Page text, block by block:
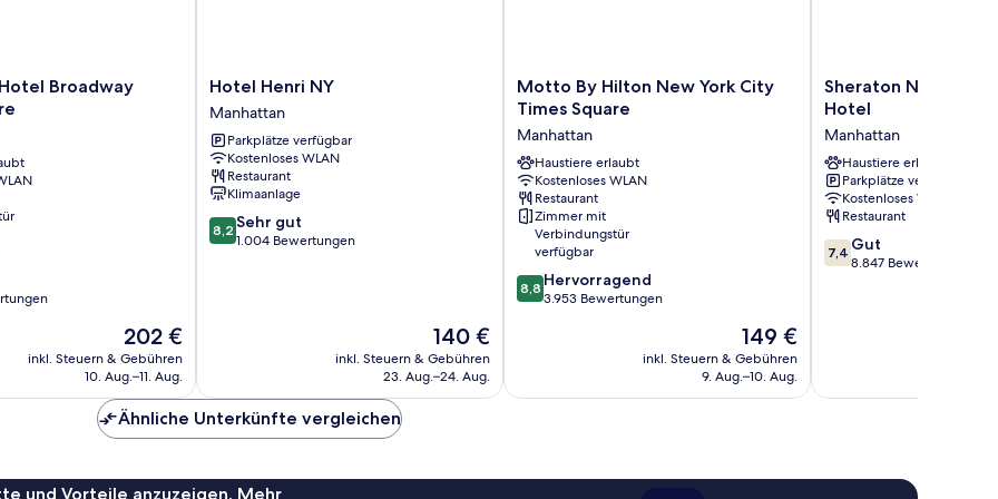
Broadway
Der
Preis
beträgt
202 €
inkl. Steuern & Gebühren
10. Aug.–11. Aug.
Hotel
Henri
NY
Manhattan
Hotel Henri NY
Manhattan
Parkplätze verfügbar
Kostenloses WLAN
Restaurant
Klimaanlage
8.2
von
8,2 Sehr gut
1.004 Bewertungen
Der
Preis
beträgt
140 €
inkl. Steuern & Gebühren
23. Aug.–24. Aug.
Motto
By
New
York
City
Times
Square
Manhattan
Motto By Hilton New York City
Times Square
Manhattan
Haustiere erlaubt
Kostenloses WLAN
Restaurant
Zimmer mit
Verbindungstür
verfügbar
8.8
von
8,8 Hervorragend
3.953 Bewertungen
Der
Preis
beträgt
149 €
inkl. Steuern & Gebühren
9. Aug.–10. Aug.
Sheraton
New
Times
Square
Hotel
Manhattan
Sheraton New York
Hotel
Manhattan
Haustiere erlaubt
Parkplätze verfügbar
Kostenloses WLAN
Restaurant
7.4
von
7,4 Gut
8.847 Bewertungen
Ähnliche Unterkünfte vergleichen
und Vorteile anzuzeigen. Mehr